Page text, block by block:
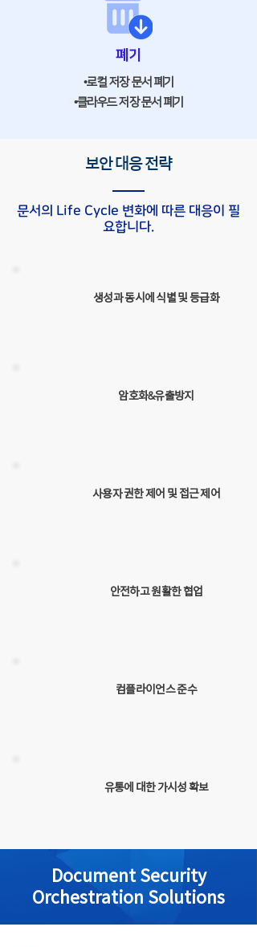
폐기
•로컬 저장 문서 폐기
•클라우드 저장 문서 폐기
보안 대응 전략
문서의 Life Cycle 변화에 따른 대응이 필
요합니다.
생성과 동시에 식별 및 등급화
암호화&유출방지
사용자 권한 제어 및 접근 제어
안전하고 원활한 협업
컴플라이언스 준수
유통에 대한 가시성 확보
Document Security
Orchestration Solutions